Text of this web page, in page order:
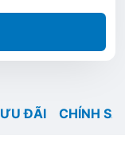
ƯU ĐÃI CHÍNH